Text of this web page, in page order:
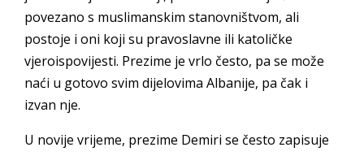
povezano s muslimanskim stanovništvom, ali
postoje i oni koji su pravoslavne ili katoličke
vjeroispovijesti. Prezime je vrlo često, pa se može
naći u gotovo svim dijelovima Albanije, pa čak i
izvan nje.
U novije vrijeme, prezime Demiri se često zapisuje